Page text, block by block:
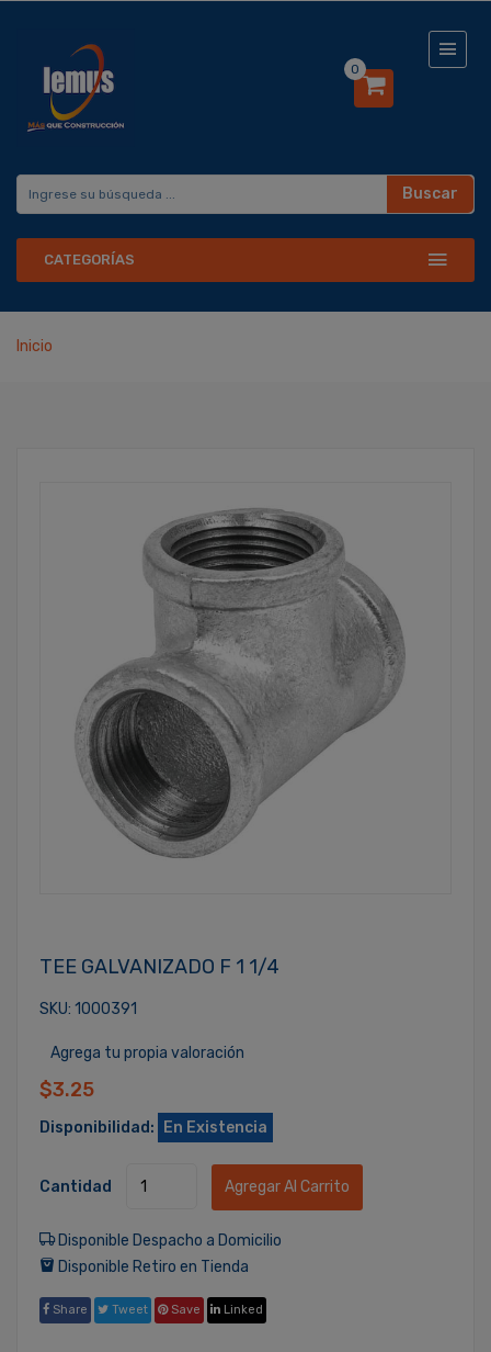
0
Buscar
CATEGORÍAS
Inicio
TEE GALVANIZADO F 1 1/4
SKU: 1000391
Agrega tu propia valoración
$3.25
Disponibilidad: En Existencia
Cantidad Agregar Al Carrito
Disponible Despacho a Domicilio
Disponible Retiro en Tienda
Share Tweet Save Linked